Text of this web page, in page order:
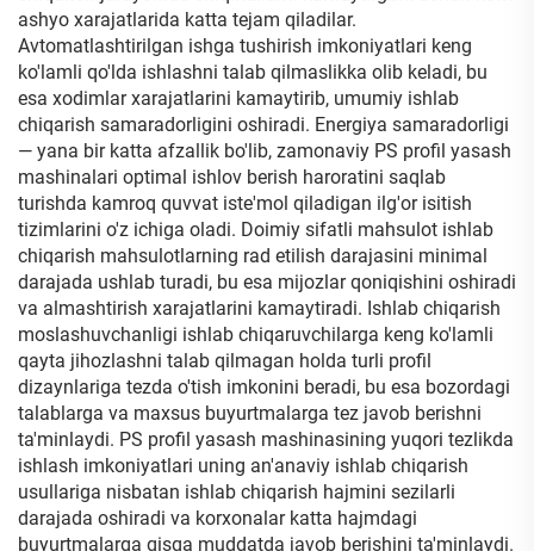
ashyo xarajatlarida katta tejam qiladilar.
Avtomatlashtirilgan ishga tushirish imkoniyatlari keng
ko'lamli qo'lda ishlashni talab qilmaslikka olib keladi, bu
esa xodimlar xarajatlarini kamaytirib, umumiy ishlab
chiqarish samaradorligini oshiradi. Energiya samaradorligi
— yana bir katta afzallik bo'lib, zamonaviy PS profil yasash
mashinalari optimal ishlov berish haroratini saqlab
turishda kamroq quvvat iste'mol qiladigan ilg'or isitish
tizimlarini o'z ichiga oladi. Doimiy sifatli mahsulot ishlab
chiqarish mahsulotlarning rad etilish darajasini minimal
darajada ushlab turadi, bu esa mijozlar qoniqishini oshiradi
va almashtirish xarajatlarini kamaytiradi. Ishlab chiqarish
moslashuvchanligi ishlab chiqaruvchilarga keng ko'lamli
qayta jihozlashni talab qilmagan holda turli profil
dizaynlariga tezda o'tish imkonini beradi, bu esa bozordagi
talablarga va maxsus buyurtmalarga tez javob berishni
ta'minlaydi. PS profil yasash mashinasining yuqori tezlikda
ishlash imkoniyatlari uning an'anaviy ishlab chiqarish
usullariga nisbatan ishlab chiqarish hajmini sezilarli
darajada oshiradi va korxonalar katta hajmdagi
buyurtmalarga qisqa muddatda javob berishini ta'minlaydi.